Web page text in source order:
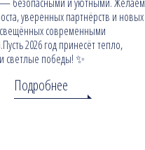
уверенных партнёрств и новых
современными
2026 год принесёт тепло,
светлые победы! ✨
Подробнее